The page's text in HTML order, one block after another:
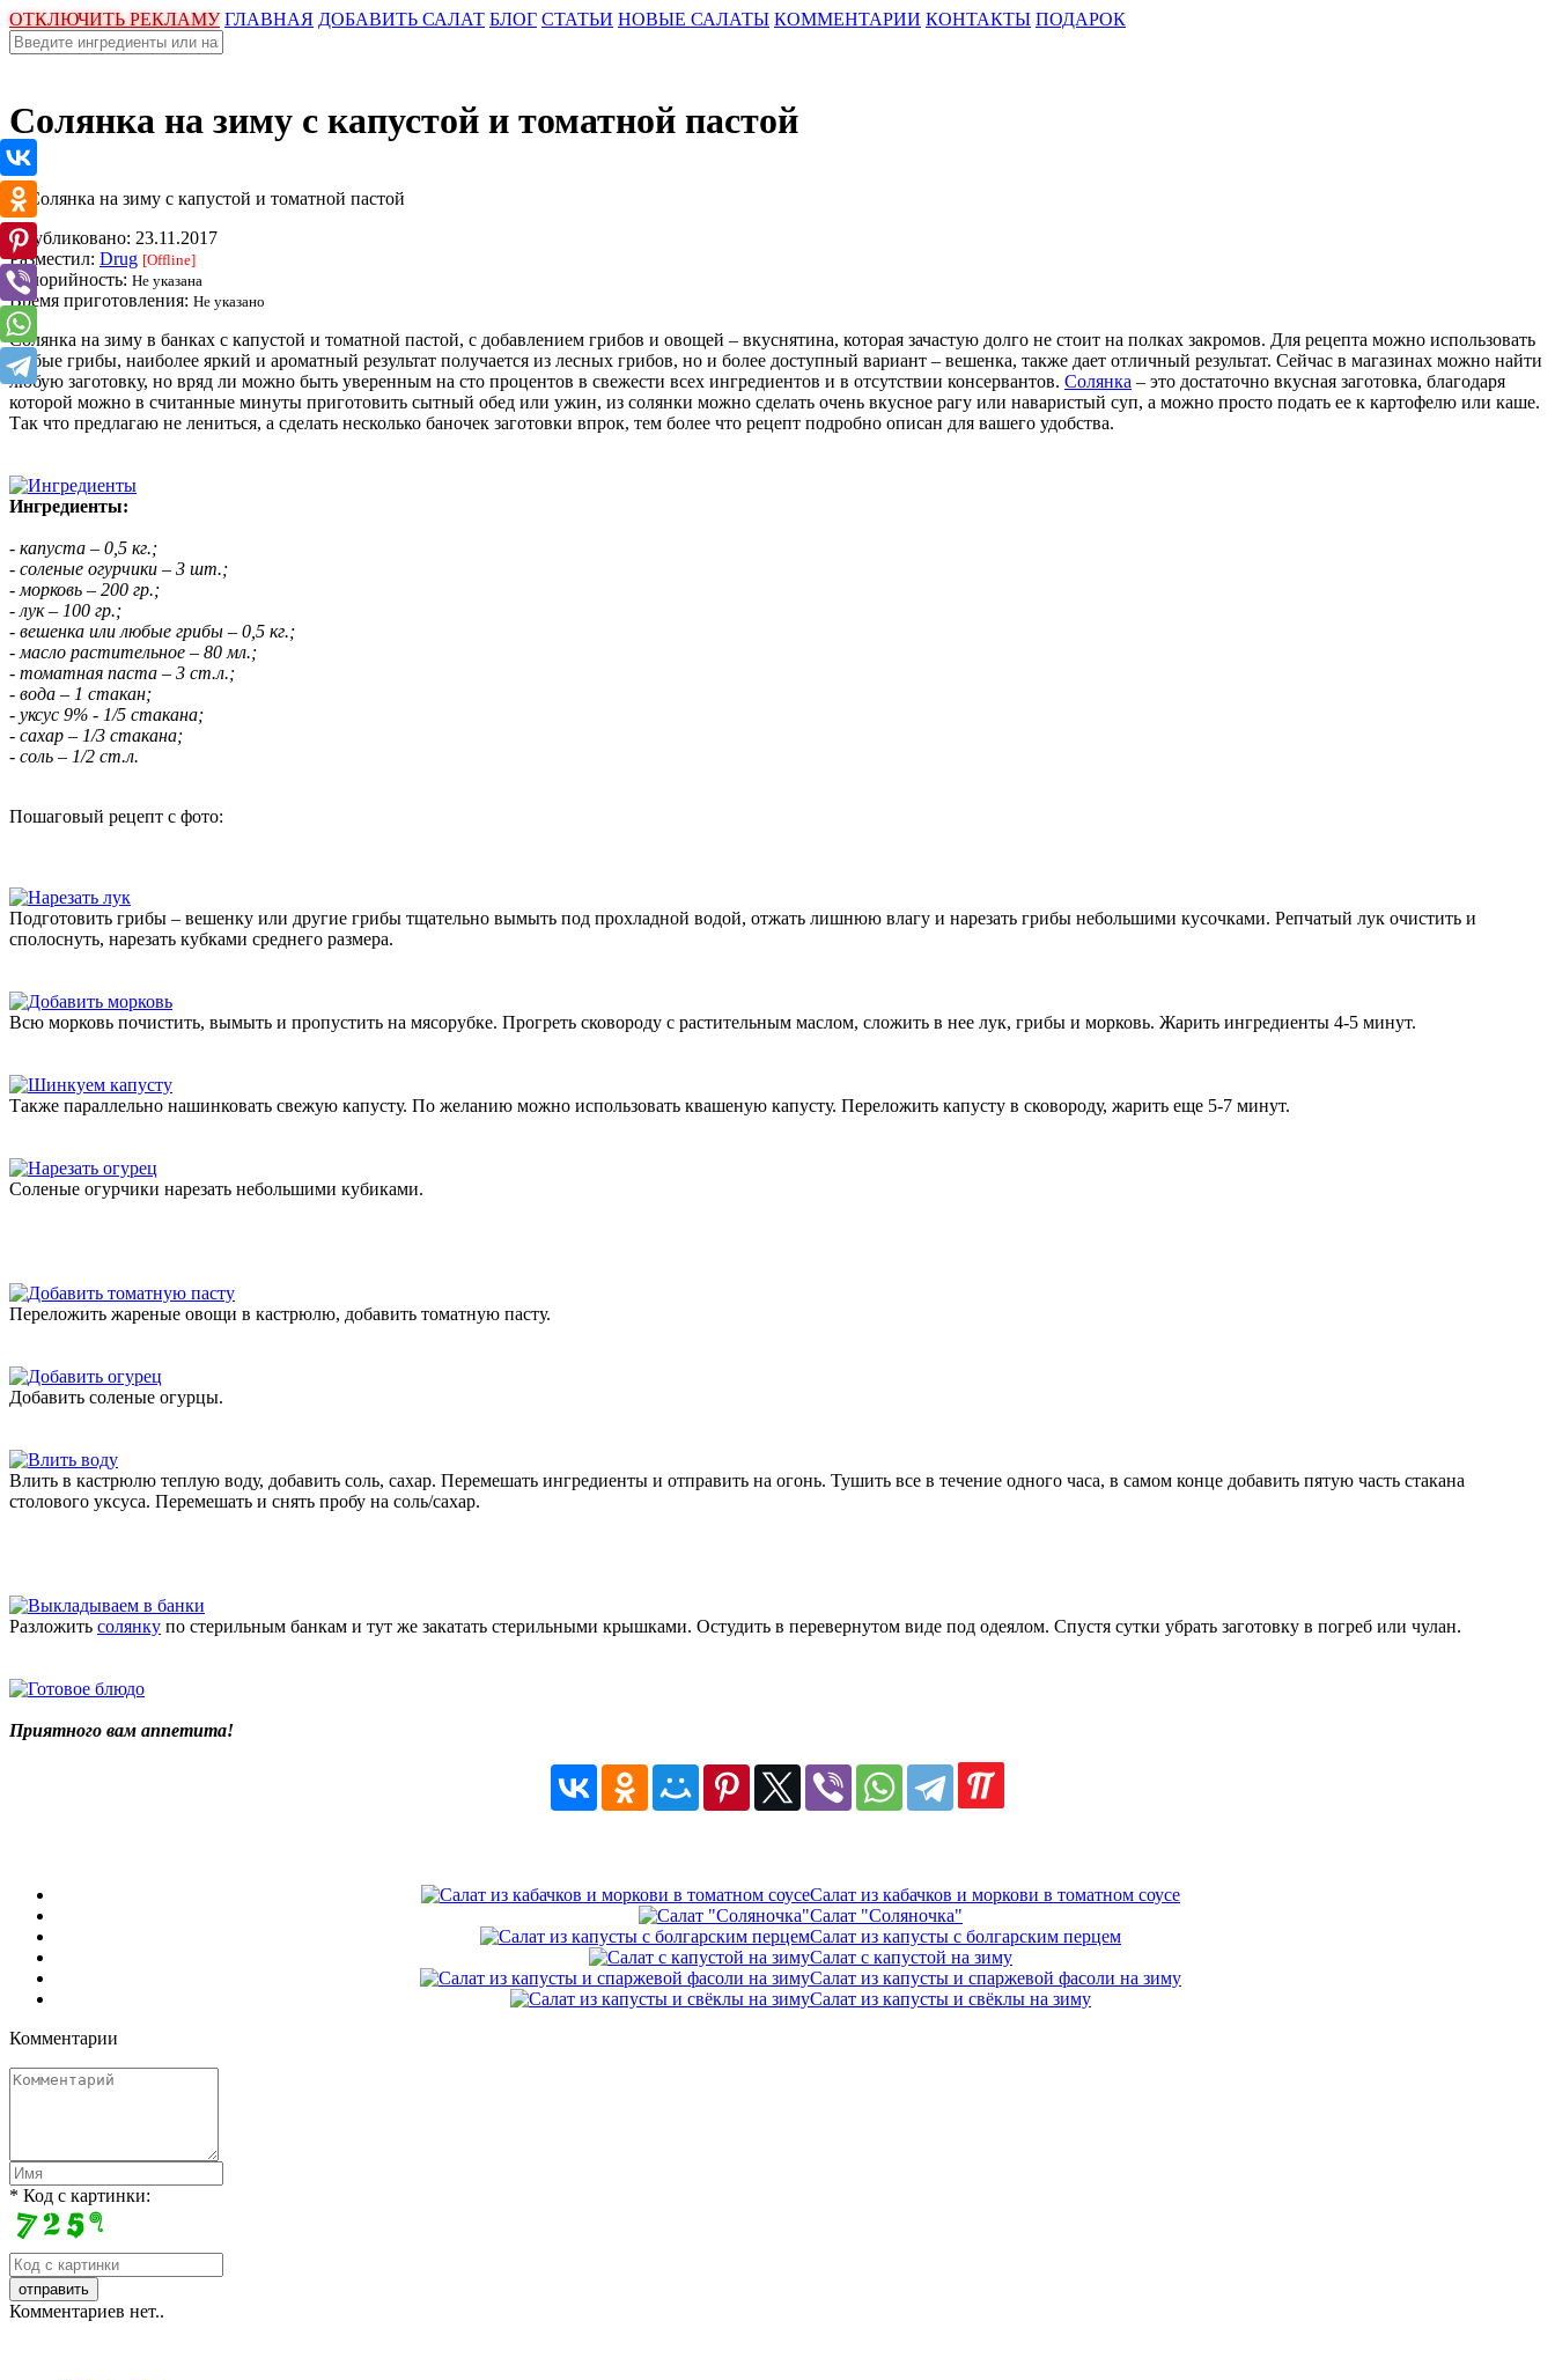
ОТКЛЮЧИТЬ РЕКЛАМУ ГЛАВНАЯ ДОБАВИТЬ САЛАТ БЛОГ СТАТЬИ НОВЫЕ САЛАТЫ КОММЕНТАРИИ КОНТАКТЫ ПОДАРОК
Солянка на зиму с капустой и томатной пастой
Опубликовано: 23.11.2017
Разместил: Drug [Offline]
Калорийность: Не указана
Время приготовления: Не указано
Солянка на зиму в банках с капустой и томатной пастой, с добавлением грибов и овощей – вкуснятина, которая зачастую долго не стоит на полках закромов. Для рецепта можно использовать
любые грибы, наиболее яркий и ароматный результат получается из лесных грибов, но и более доступный вариант – вешенка, также дает отличный результат. Сейчас в магазинах можно найти
любую заготовку, но вряд ли можно быть уверенным на сто процентов в свежести всех ингредиентов и в отсутствии консервантов. Солянка – это достаточно вкусная заготовка, благодаря
которой можно в считанные минуты приготовить сытный обед или ужин, из солянки можно сделать очень вкусное рагу или наваристый суп, а можно просто подать ее к картофелю или каше.
Так что предлагаю не лениться, а сделать несколько баночек заготовки впрок, тем более что рецепт подробно описан для вашего удобства.
Ингредиенты:
- капуста – 0,5 кг.;
- соленые огурчики – 3 шт.;
- морковь – 200 гр.;
- лук – 100 гр.;
- вешенка или любые грибы – 0,5 кг.;
- масло растительное – 80 мл.;
- томатная паста – 3 ст.л.;
- вода – 1 стакан;
- уксус 9% - 1/5 стакана;
- сахар – 1/3 стакана;
- соль – 1/2 ст.л.
Пошаговый рецепт с фото:
Подготовить грибы – вешенку или другие грибы тщательно вымыть под прохладной водой, отжать лишнюю влагу и нарезать грибы небольшими кусочками. Репчатый лук очистить и
сполоснуть, нарезать кубками среднего размера.
Всю морковь почистить, вымыть и пропустить на мясорубке. Прогреть сковороду с растительным маслом, сложить в нее лук, грибы и морковь. Жарить ингредиенты 4-5 минут.
Также параллельно нашинковать свежую капусту. По желанию можно использовать квашеную капусту. Переложить капусту в сковороду, жарить еще 5-7 минут.
Соленые огурчики нарезать небольшими кубиками.
Переложить жареные овощи в кастрюлю, добавить томатную пасту.
Добавить соленые огурцы.
Влить в кастрюлю теплую воду, добавить соль, сахар. Перемешать ингредиенты и отправить на огонь. Тушить все в течение одного часа, в самом конце добавить пятую часть стакана
столового уксуса. Перемешать и снять пробу на соль/сахар.
Разложить солянку по стерильным банкам и тут же закатать стерильными крышками. Остудить в перевернутом виде под одеялом. Спустя сутки убрать заготовку в погреб или чулан.
Приятного вам аппетита!
Салат из кабачков и моркови в томатном соусе
Салат "Соляночка"
Салат из капусты с болгарским перцем
Салат с капустой на зиму
Салат из капусты и спаржевой фасоли на зиму
Салат из капусты и свёклы на зиму
Комментарии
* Код с картинки:
Комментариев нет..